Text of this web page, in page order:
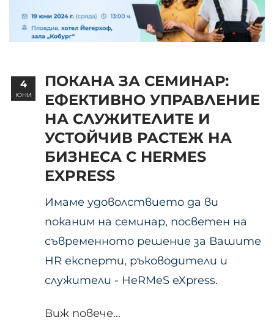
ПОКАНА ЗА СЕМИНАР:
ЕФЕКТИВНО УПРАВЛЕНИЕ
НА СЛУЖИТЕЛИТЕ И
УСТОЙЧИВ РАСТЕЖ НА
БИЗНЕСА С HERMES
EXPRESS
Имаме удоволствието да ви
поканим на семинар, посветен на
съвременното решение за Вашите
HR експерти, ръководители и
служители - HeRMeS eXpress.
Виж повече...
4
ЮНИ